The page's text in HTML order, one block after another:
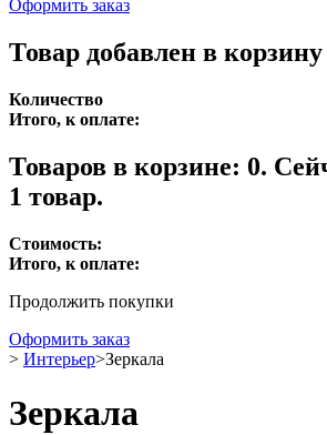
Оформить заказ
Товар добавлен в корзину
Количество
Итого, к оплате:
Товаров в корзине: 0.
1 товар.
Стоимость:
Итого, к оплате:
Продолжить покупки
Оформить заказ
> Интерьер>Зеркала
Зеркала